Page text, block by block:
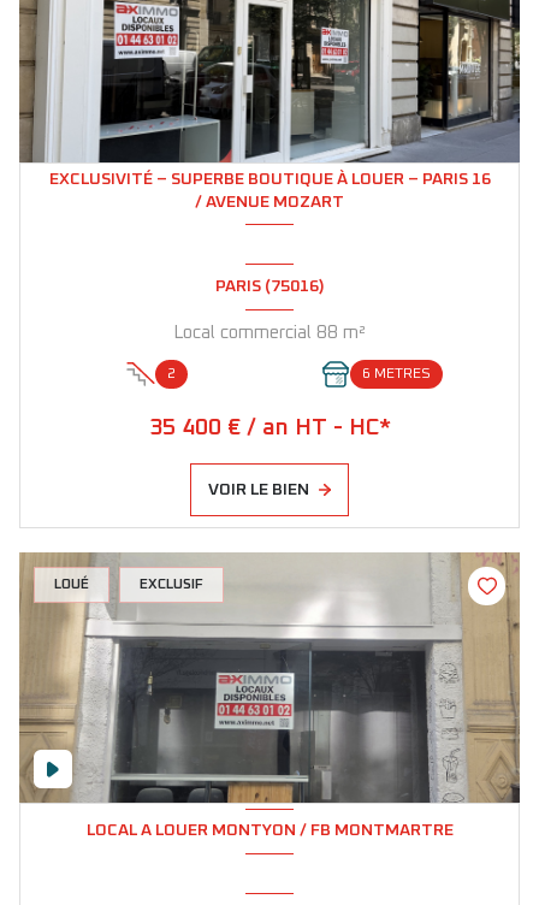
EXCLUSIVITÉ – SUPERBE BOUTIQUE À LOUER – PARIS 16
/ AVENUE MOZART
PARIS (75016)
Local commercial 88 m²
2 6 METRES
35 400 € / an HT - HC*
VOIR LE BIEN
LOUÉ EXCLUSIF
LOCAL A LOUER MONTYON / FB MONTMARTRE